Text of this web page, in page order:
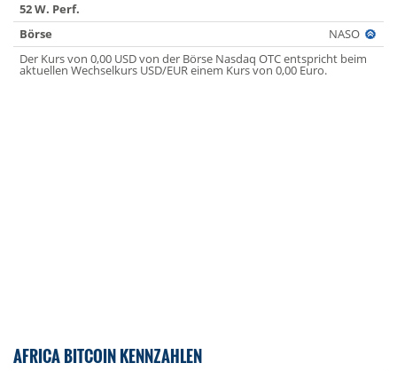
52 W. Perf.
Börse
NASO
Der Kurs von 0,00 USD von der Börse Nasdaq OTC entspricht beim
aktuellen Wechselkurs USD/EUR einem Kurs von 0,00 Euro.
AFRICA BITCOIN KENNZAHLEN